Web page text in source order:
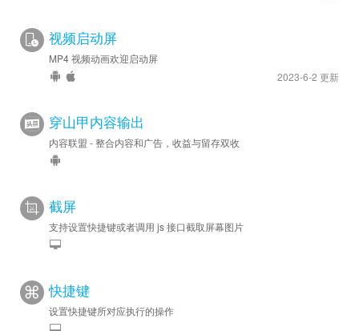
视频启动屏
MP4 视频动画欢迎启动屏
2023-6-2 更新
穿山甲内容输出
内容联盟 - 整合内容和广告，收益与留存双收
截屏
支持设置快捷键或者调用 js 接口截取屏幕图片
快捷键
设置快捷键所对应执行的操作